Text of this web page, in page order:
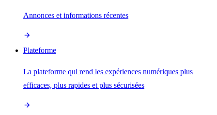
Annonces et informations récentes
Plateforme
La plateforme qui rend les expériences numériques plus
efficaces, plus rapides et plus sécurisées